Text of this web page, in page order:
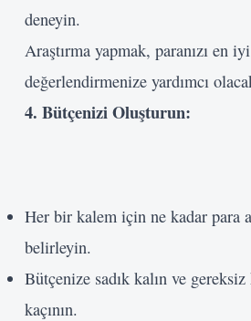
deneyin.
Araştırma yapmak, paranızı en
değerlendirmenize yardımcı
4. Bütçenizi Oluşturun:
Her bir kalem için ne kadar para
belirleyin.
Bütçenize sadık kalın ve
kaçının.
Kullanıcı Adı veya E-posta
Şifre
Giriş Yap